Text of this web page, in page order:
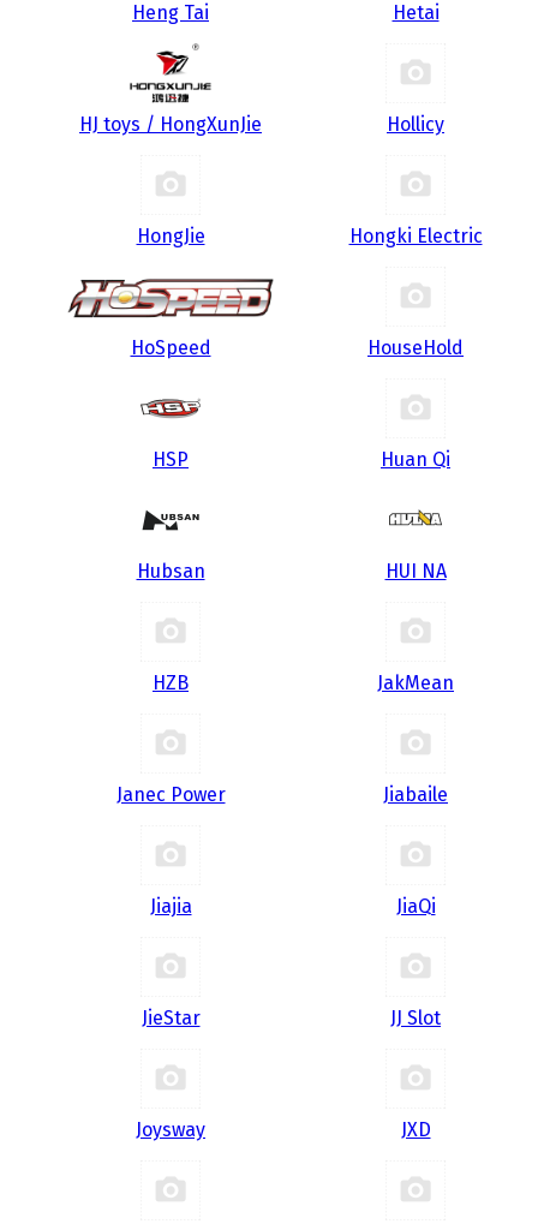
Heng Tai Hetai
HJ toys / HongXunJie Hollicy
HongJie Hongki Electric
HoSpeed HouseHold
HSP Huan Qi
Hubsan HUI NA
HZB JakMean
Janec Power Jiabaile
Jiajia JiaQi
JieStar JJ Slot
Joysway JXD